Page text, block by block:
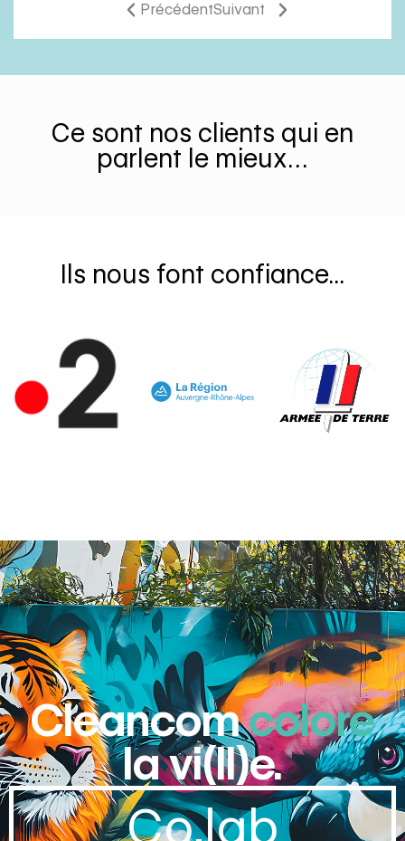
PrécédentSuivant
Ce sont nos clients qui en
parlent le mieux…
Ils nous font confiance...
Cleancomcolore
la vi(ll)e.
Co.lab